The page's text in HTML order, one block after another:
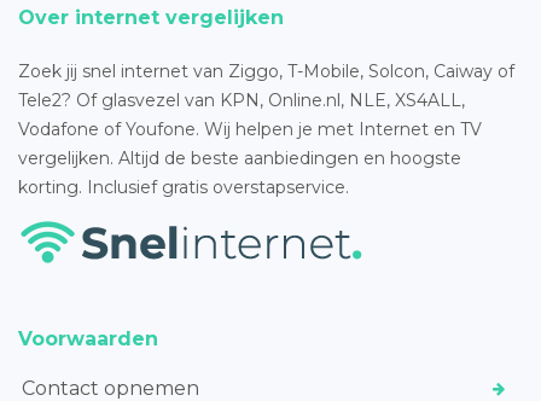
Over internet vergelijken
Zoek jij snel internet van Ziggo, T-Mobile, Solcon, Caiway of
Tele2? Of glasvezel van KPN, Online.nl, NLE, XS4ALL,
Vodafone of Youfone. Wij helpen je met Internet en TV
vergelijken. Altijd de beste aanbiedingen en hoogste
korting. Inclusief gratis overstapservice.
Voorwaarden
Contact opnemen